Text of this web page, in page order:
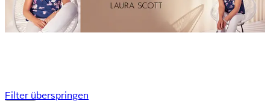
Filter überspringen